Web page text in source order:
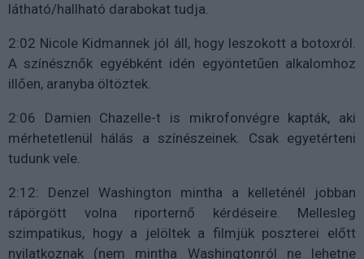
látható/hallható darabokat tudja.
2:02 Nicole Kidmannek jól áll, hogy leszokott a botoxról.
A színésznők egyébként idén egyöntetűen alkalomhoz
illően, aranyba öltöztek.
2:06 Damien Chazelle-t is mikrofonvégre kapták, aki
mérhetetlenül hálás a színészeinek. Csak egyetérteni
tudunk vele.
2:12: Denzel Washington mintha a kelleténél jobban
rápörgött volna riporternő kérdéseire. Mellesleg
szimpatikus, hogy a jelöltek a filmjük poszterei előtt
nyilatkoznak (nem mintha Washingtonról ne lehetne